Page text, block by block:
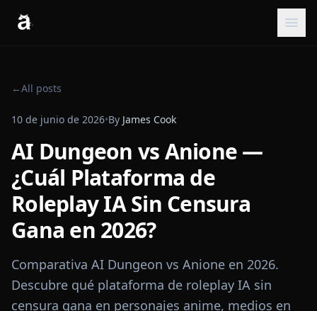
←All posts
10 de junio de 2026•By James Cook
AI Dungeon vs Anione —
¿Cuál Plataforma de
Roleplay IA Sin Censura
Gana en 2026?
Comparativa AI Dungeon vs Anione en 2026.
Descubre qué plataforma de roleplay IA sin
censura gana en personajes anime, medios en